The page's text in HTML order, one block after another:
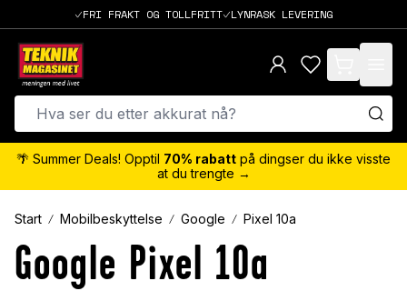
FRI FRAKT OG TOLLFRITT LYNRASK LEVERING
items in cart,
🌴 Summer Deals! Opptil 70% rabatt på dingser du ikke visste
at du trengte →
Start Mobilbeskyttelse Google Pixel 10a
Google Pixel 10a